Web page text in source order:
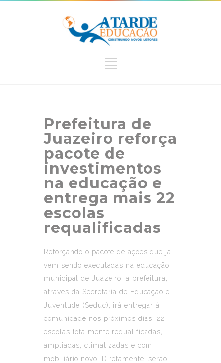
Prefeitura de
Juazeiro reforça
pacote de
investimentos
na educação e
entrega mais 22
escolas
requalificadas
Reforçando o pacote de ações que já
vem sendo executadas na educação
municipal de Juazeiro, a prefeitura,
através da Secretaria de Educação e
Juventude (Seduc), irá entregar à
comunidade nos próximos dias, 22
escolas totalmente requalificadas,
ampliadas, climatizadas e com
mobiliário novo. Diretamente, serão